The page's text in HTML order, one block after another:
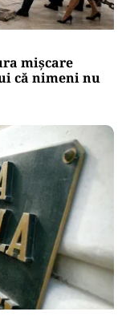
mișcare
că nimeni nu